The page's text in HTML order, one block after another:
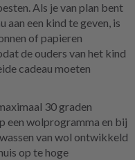
Als je van plan bent
aan een kind te geven, is
of papieren
de ouders van het kind
cadeau moeten
30 graden
een wolprogramma en bij
van wol ontwikkeld
op te hoge